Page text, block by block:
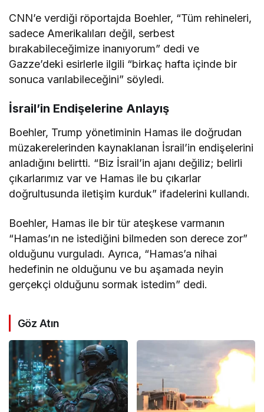
CNN’e verdiği röportajda Boehler, “Tüm rehineleri,
sadece Amerikalıları değil, serbest
bırakabileceğimize inanıyorum” dedi ve
Gazze’deki esirlerle ilgili “birkaç hafta içinde bir
sonuca varılabileceğini” söyledi.
İsrail’in Endişelerine Anlayış
Boehler, Trump yönetiminin Hamas ile doğrudan
müzakerelerinden kaynaklanan İsrail’in endişelerini
anladığını belirtti. “Biz İsrail’in ajanı değiliz; belirli
çıkarlarımız var ve Hamas ile bu çıkarlar
doğrultusunda iletişim kurduk” ifadelerini kullandı.
Boehler, Hamas ile bir tür ateşkese varmanın
“Hamas’ın ne istediğini bilmeden son derece zor”
olduğunu vurguladı. Ayrıca, “Hamas’a nihai
hedefinin ne olduğunu ve bu aşamada neyin
gerçekçi olduğunu sormak istedim” dedi.
Göz Atın